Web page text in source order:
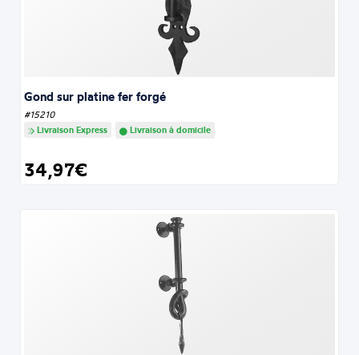
Gond sur platine fer forgé
#15210
Livraison Express
Livraison à domicile
34,97€